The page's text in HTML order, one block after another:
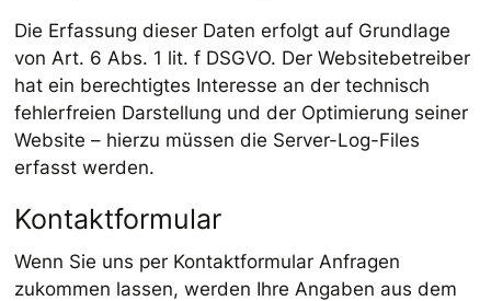
Die Erfassung dieser Daten erfolgt auf Grundlage
von Art. 6 Abs. 1 lit. f DSGVO. Der Websitebetreiber
hat ein berechtigtes Interesse an der technisch
fehlerfreien Darstellung und der Optimierung seiner
Website – hierzu müssen die Server-Log-Files
erfasst werden.
Kontaktformular
Wenn Sie uns per Kontaktformular Anfragen
zukommen lassen, werden Ihre Angaben aus dem